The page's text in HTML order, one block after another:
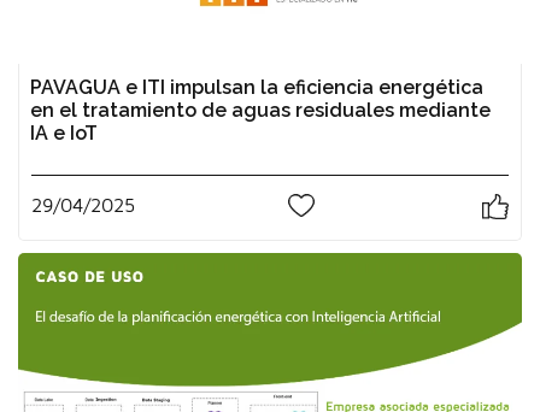
PAVAGUA e ITI impulsan la eficiencia energética
en el tratamiento de aguas residuales mediante
IA e IoT
29/04/2025